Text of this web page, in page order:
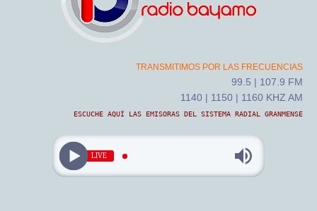
TRANSMITIMOS POR LAS FRECUENCIAS
99.5 | 107.9 FM
1140 | 1150 | 1160 KHZ AM
ESCUCHE AQUÍ LAS EMISORAS DEL SISTEMA RADIAL GRANMENSE
LIVE